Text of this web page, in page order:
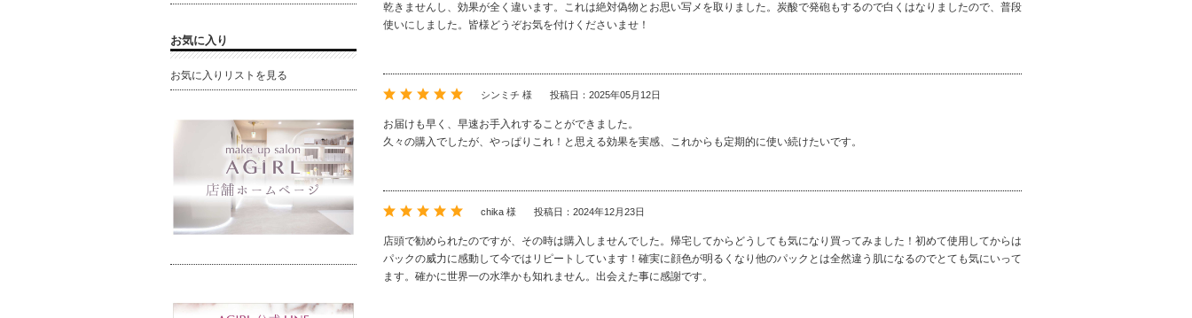
乾きませんし、効果が全く違います。これは絶対偽物とお思い写メを取りました。炭酸で発砲もするので白くはなりましたので、普段
使いにしました。皆様どうぞお気を付けくださいませ！
シンミチ 様 投稿日：2025年05月12日
お届けも早く、早速お手入れすることができました。
久々の購入でしたが、やっぱりこれ！と思える効果を実感、これからも定期的に使い続けたいです。
chika 様 投稿日：2024年12月23日
店頭で勧められたのですが、その時は購入しませんでした。帰宅してからどうしても気になり買ってみました！初めて使用してからは
パックの威力に感動して今ではリピートしています！確実に顔色が明るくなり他のパックとは全然違う肌になるのでとても気にいって
ます。確かに世界一の水準かも知れません。出会えた事に感謝です。
お気に入り
お気に入りリストを見る